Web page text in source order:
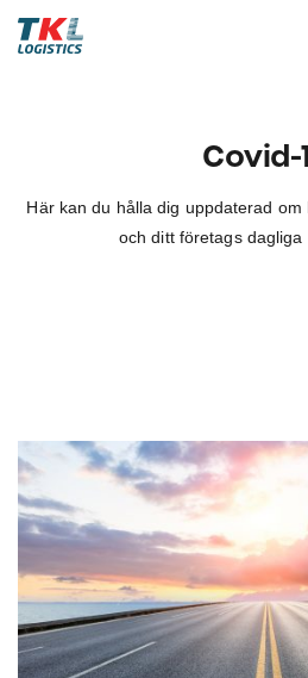
Skip
to
Covid-
Här kan du hålla dig uppdaterad
och ditt företags dagliga